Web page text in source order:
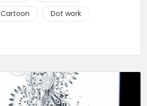
Cartoon
Dot work